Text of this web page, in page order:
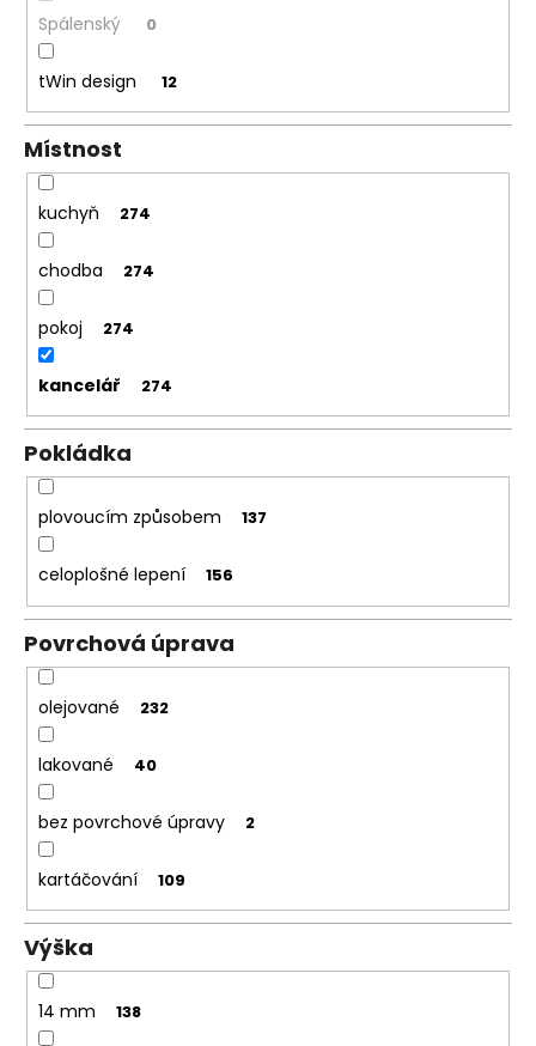
Spálenský 0
tWin design 12
Místnost
kuchyň 274
chodba 274
pokoj 274
kancelář 274
Pokládka
plovoucím způsobem 137
celoplošné lepení 156
Povrchová úprava
olejované 232
lakované 40
bez povrchové úpravy 2
kartáčování 109
Výška
14 mm 138